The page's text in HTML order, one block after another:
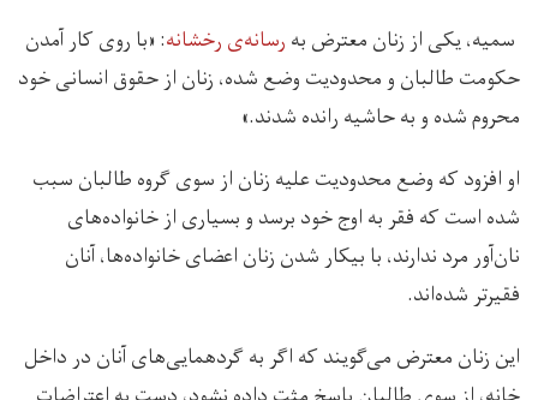
سمیه، یکی از زنان معترض بهرسانه‌ی رخشانه: «با روی کار آمدن
حکومت طالبان و محدودیت وضع شده، زنان از حقوق انسانی خود
محروم شده و به حاشیه رانده شدند.»
او افزود که وضع محدودیت علیه زنان از سوی گروه طالبان سبب
شده است که فقر به اوج خود برسد و بسیاری از خانواده‌های
نان‌آور مرد ندارند، با بیکار شدن زنان اعضای خانواده‌ها، آنان
فقیرتر شده‌اند.
این زنان معترض می‌گویند که اگر به گردهمایی‌های آنان در داخل